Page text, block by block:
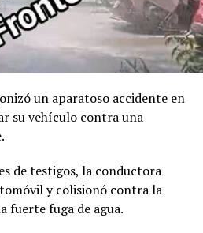
un aparatoso accidente en
su vehículo contra una
de testigos, la conductora
y colisionó contra la
fuerte fuga de agua.